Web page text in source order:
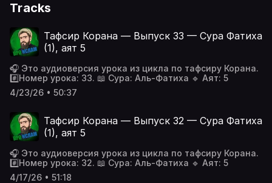
Tracks
Тафсир Корана — Выпуск 33 — Сура Фатиха
(1), аят 5
🎧 Это аудиоверсия урока из цикла по тафсиру Корана.
#️⃣Номер урока: 33. 📖 Сура: Аль-Фатиха 🔹 Аят: 5
4/23/26 • 50:37
Тафсир Корана — Выпуск 32 — Сура Фатиха
(1), аят 5
🎧 Это аудиоверсия урока из цикла по тафсиру Корана.
#️⃣Номер урока: 32. 📖 Сура: Аль-Фатиха 🔹 Аят: 5
4/17/26 • 51:18